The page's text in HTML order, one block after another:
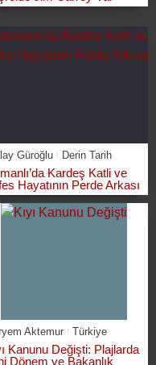
Güroğlu Derin Tarih
Kardeş Katli ve
Hayatının Perde Arkası
Aktemur Türkiye
Kanunu Değişti: Plajlarda
Dönem ve Bakanlık